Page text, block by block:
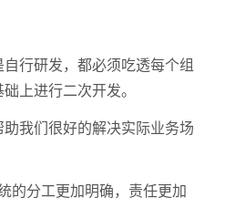
行研发，都必须吃透每个组
上进行二次开发。
我们很好的解决实际业务场
的分工更加明确，责任更加